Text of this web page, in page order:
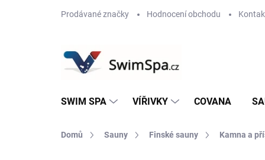
Prodávané značky Hodnocení obchodu
SWIM SPA VÍŘIVKY COVANA
Domů Sauny Finské sauny Kamna a